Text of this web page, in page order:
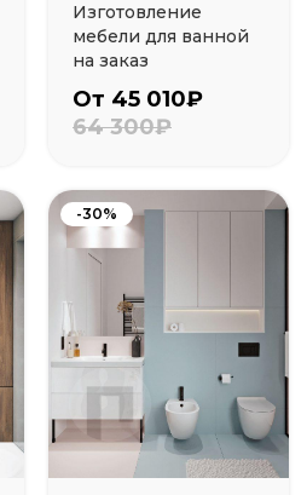
Изготовление
мебели для ванной
на заказ
От 45 010₽
64 300₽
-30%